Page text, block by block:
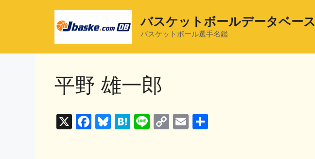
ツ
バスケットボールデータベース
バスケットボール選手名鑑
平野 雄一郎
X
F
Bl H
Li C
E